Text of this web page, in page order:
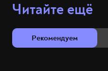
Читайте ещё
Рекомендуем